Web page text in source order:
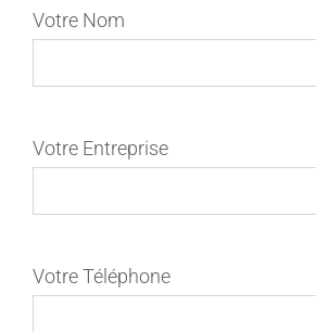
Votre Nom
Votre Entreprise
Votre Téléphone